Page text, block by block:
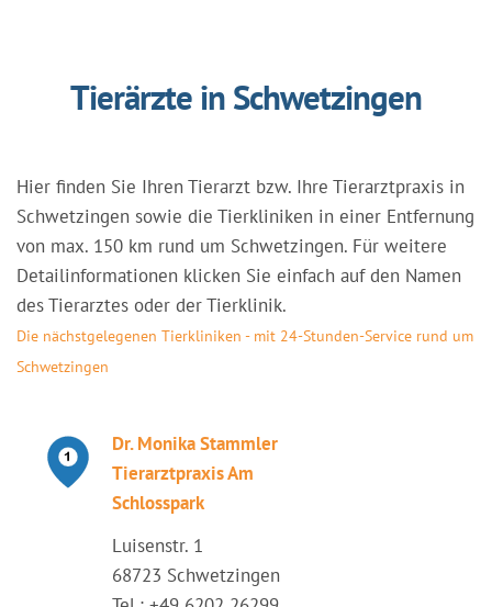
Tierärzte in Schwetzingen
Hier finden Sie Ihren Tierarzt bzw. Ihre Tierarztpraxis in
Schwetzingen sowie die Tierkliniken in einer Entfernung
von max. 150 km rund um Schwetzingen. Für weitere
Detailinformationen klicken Sie einfach auf den Namen
des Tierarztes oder der Tierklinik.
Die nächstgelegenen Tierkliniken - mit 24-Stunden-Service rund um
Schwetzingen
Dr. Monika Stammler
Tierarztpraxis Am
Schlosspark
Luisenstr. 1
68723 Schwetzingen